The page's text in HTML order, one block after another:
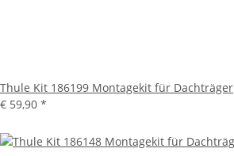
Thule Kit 186199 Montagekit für Dachträger
€ 59,90 *